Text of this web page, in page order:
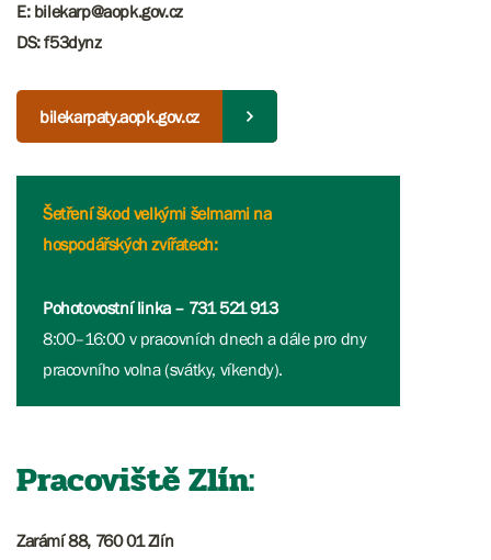
E: bilekarp@aopk.gov.cz
DS: f53dynz
bilekarpaty.aopk.gov.cz
Šetření škod velkými šelmami na
hospodářských zvířatech:
Pohotovostní linka – 731 521 913
8:00–16:00 v pracovních dnech a dále pro dny
pracovního volna (svátky, víkendy).
Pracoviště Zlín:
Zarámí 88, 760 01 Zlín